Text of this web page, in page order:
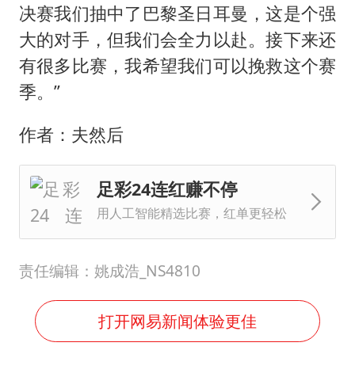
决赛我们抽中了巴黎圣日耳曼，这是个强
大的对手，但我们会全力以赴。接下来还
有很多比赛，我希望我们可以挽救这个赛
季。”
作者：夫然后
足彩24连红赚不停
用人工智能精选比赛，红单更轻松
责任编辑：姚成浩_NS4810
打开网易新闻体验更佳